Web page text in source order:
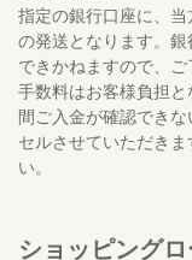
指定の銀行口座に、
の発送となります。
できかねますので、
手数料はお客様負担
間ご入金が確認でき
セルさせていただき
い。
ショッピング